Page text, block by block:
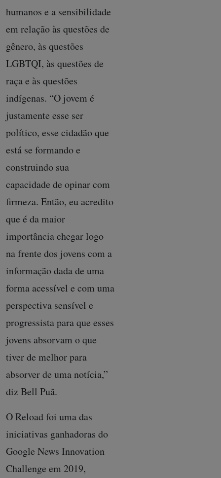
humanos e a sensibilidade
em relação às questões de
gênero, às questões
LGBTQI, às questões de
raça e às questões
indígenas. “O jovem é
justamente esse ser
político, esse cidadão que
está se formando e
construindo sua
capacidade de opinar com
firmeza. Então, eu acredito
que é da maior
importância chegar logo
na frente dos jovens com a
informação dada de uma
forma acessível e com uma
perspectiva sensível e
progressista para que esses
jovens absorvam o que
tiver de melhor para
absorver de uma notícia,”
diz Bell Puã.
O Reload foi uma das
iniciativas ganhadoras do
Google News Innovation
Challenge em 2019,